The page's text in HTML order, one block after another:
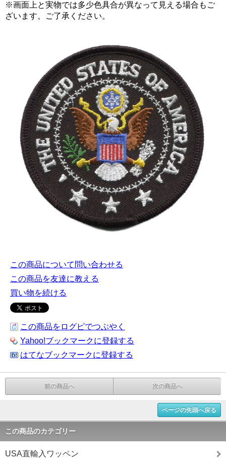
※画面上と実物では多少色具合が異なって見える場合もご
ざいます。ご了承ください。
この商品について問い合わせる
この商品を友達に教える
買い物を続ける
この商品をログピでつぶやく
Yahoo!ブックマークに登録する
はてなブックマークに登録する
前の商品へ 次の商品へ
ページの先頭へ戻る
この商品のカテゴリー
USA直輸入ワッペン